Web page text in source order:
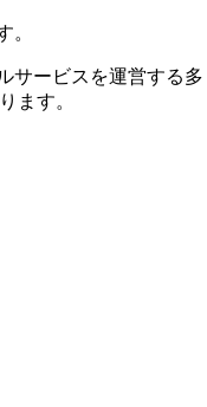
。
ービスを運営する
ます。